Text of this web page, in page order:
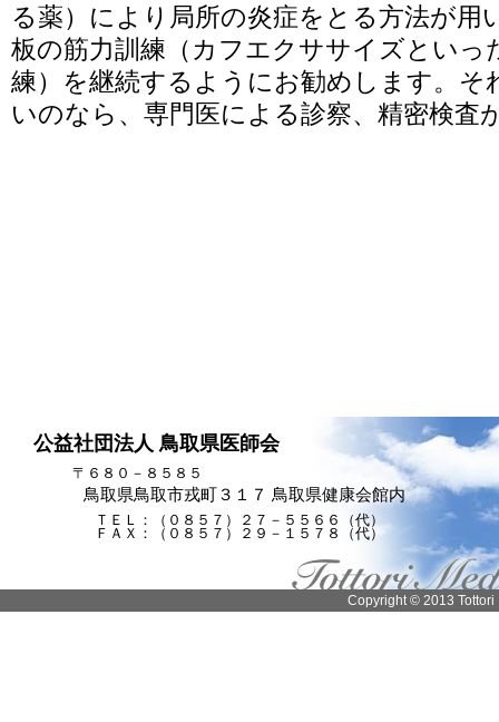
る薬）により局所の炎症をとる方法が用
板の筋力訓練（カフエクササイズといっ
練）を継続するようにお勧めします。そ
いのなら、専門医による診察、精密検査
公益社団法人 鳥取県医師会
〒６８０－８５８５
鳥取県鳥取市戎町３１７ 鳥取県健康会館内
ＴＥＬ：（０８５７）２７－５５６６（代）
ＦＡＸ：（０８５７）２９－１５７８（代）
Copyright © 2013 Tottori